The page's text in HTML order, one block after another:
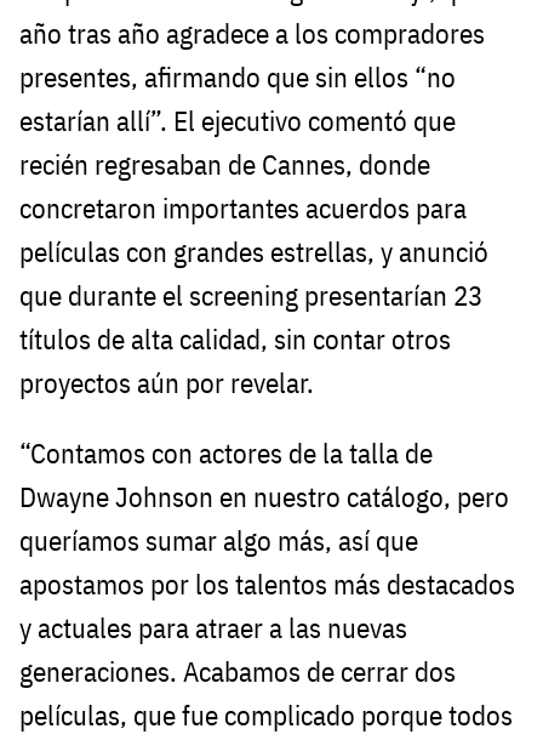
año tras año agradece a los compradores
presentes, afirmando que sin ellos “no
estarían allí”. El ejecutivo comentó que
recién regresaban de Cannes, donde
concretaron importantes acuerdos para
películas con grandes estrellas, y anunció
que durante el screening presentarían 23
títulos de alta calidad, sin contar otros
proyectos aún por revelar.
“Contamos con actores de la talla de
Dwayne Johnson en nuestro catálogo, pero
queríamos sumar algo más, así que
apostamos por los talentos más destacados
y actuales para atraer a las nuevas
generaciones. Acabamos de cerrar dos
películas, que fue complicado porque todos